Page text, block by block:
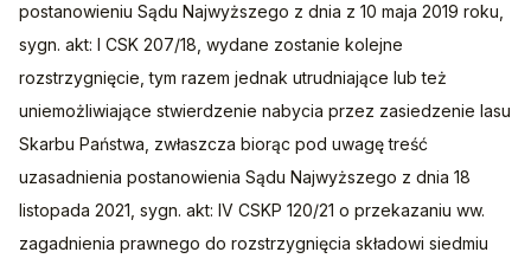
postanowieniu Sądu Najwyższego z dnia z 10 maja 2019 roku,
sygn. akt: I CSK 207/18, wydane zostanie kolejne
rozstrzygnięcie, tym razem jednak utrudniające lub też
uniemożliwiające stwierdzenie nabycia przez zasiedzenie lasu
Skarbu Państwa, zwłaszcza biorąc pod uwagę treść
uzasadnienia postanowienia Sądu Najwyższego z dnia 18
listopada 2021, sygn. akt: IV CSKP 120/21 o przekazaniu ww.
zagadnienia prawnego do rozstrzygnięcia składowi siedmiu